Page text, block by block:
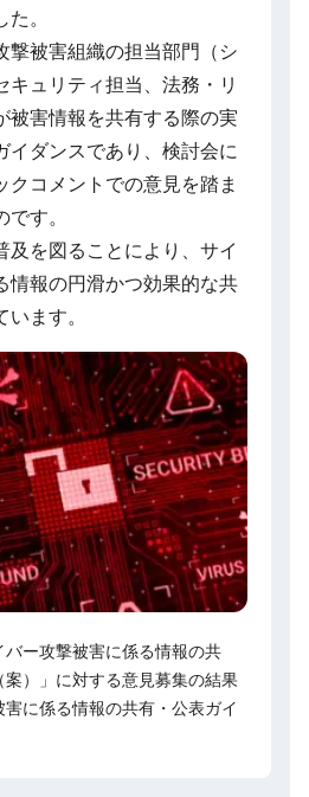
。
撃被害組織の担当部門（シ
キュリティ担当、法務・リ
被害情報を共有する際の実
イダンスであり、検討会に
クコメントでの意見を踏ま
す。
及を図ることにより、サイ
情報の円滑かつ効果的な共
ます。
ー攻撃被害に係る情報の共
）」に対する意見募集の結果
に係る情報の共有・公表ガイ